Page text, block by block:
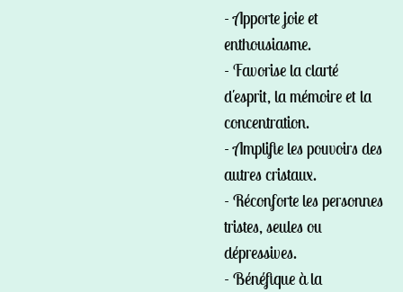
- Apporte joie et
enthousiasme.
- Favorise la clarté
d'esprit, la mémoire et la
concentration.
- Amplifie les pouvoirs des
autres cristaux.
- Réconforte les personnes
tristes, seules ou
dépressives.
- Bénéfique à la